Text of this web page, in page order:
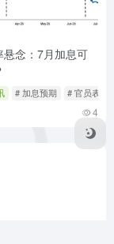
悬念：7月加息可
# 加息预期 # 官员表态
4